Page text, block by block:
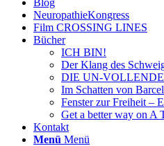
Blog
NeuropathieKongress
Film CROSSING LINES
Bücher
ICH BIN!
Der Klang des
DIE UN-
Im Schatten von
Fenster zur Freiheit –
Get a better way on
Kontakt
Menü Menü